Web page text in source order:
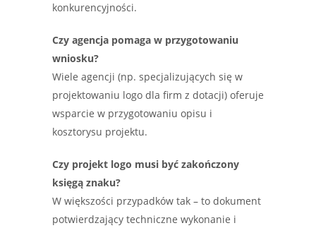
konkurencyjności.
Czy agencja pomaga w przygotowaniu
wniosku?
Wiele agencji (np. specjalizujących się w
projektowaniu logo dla firm z dotacji) oferuje
wsparcie w przygotowaniu opisu i
kosztorysu projektu.
Czy projekt logo musi być zakończony
księgą znaku?
W większości przypadków tak – to dokument
potwierdzający techniczne wykonanie i